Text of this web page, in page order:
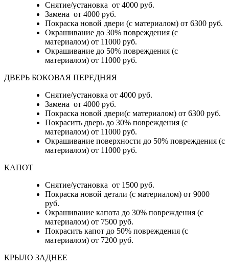
Снятие/установка от 4000 руб.
Замена от 4000 руб.
Покраска новой двери (с материалом) от 6300 руб.
Окрашивание до 30% повреждения (с
материалом) от 11000 руб.
Окрашивание до 50% повреждения (с
материалом) от 11000 руб.
ДВЕРЬ БОКОВАЯ ПЕРЕДНЯЯ
Снятие/установка от 4000 руб.
Замена от 4000 руб.
Покраска новой двери(с материалом) от 6300 руб.
Покрасить дверь до 30% повреждения (с
материалом) от 11000 руб.
Окрашивание поверхности до 50% повреждения (с
материалом) от 11000 руб.
КАПОТ
Снятие/установка от 1500 руб.
Покраска новой детали (с материалом) от 9000
руб.
Окрашивание капота до 30% повреждения (с
материалом) от 7500 руб.
Покрасить капот до 50% повреждения (с
материалом) от 7200 руб.
КРЫЛО ЗАДНЕЕ